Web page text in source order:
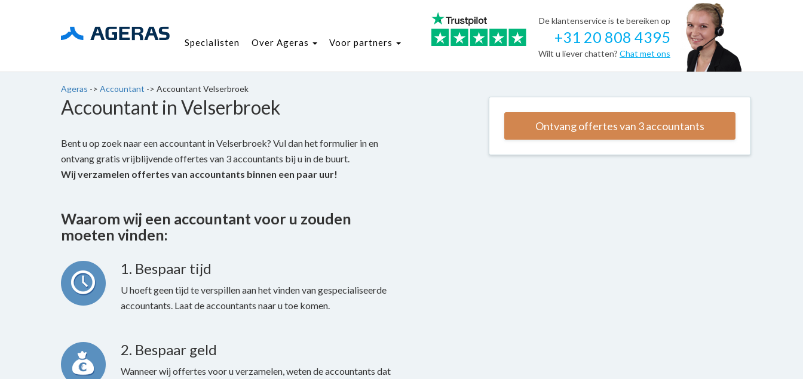
Specialisten Over Ageras Voor partners
De klantenservice is te bereiken op
+31 20 808 4395
Wilt u liever chatten? Chat met ons
Ageras -> Accountant -> Accountant Velserbroek
Accountant in Velserbroek
Bent u op zoek naar een accountant in Velserbroek? Vul dan het formulier in en
ontvang gratis vrijblijvende offertes van 3 accountants bij u in de buurt.
Wij verzamelen offertes van accountants binnen een paar uur!
Ontvang offertes van 3 accountants
Waarom wij een accountant voor u zouden
moeten vinden:
1. Bespaar tijd
U hoeft geen tijd te verspillen aan het vinden van gespecialiseerde
accountants. Laat de accountants naar u toe komen.
2. Bespaar geld
Wanneer wij offertes voor u verzamelen, weten de accountants dat